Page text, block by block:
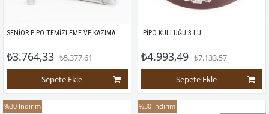
SENİOR PİPO TEMİZLEME VE KAZIMA
₺3.764,33 ₺5.377,61
Sepete Ekle
PİPO KÜLLÜĞÜ 3 LÜ
₺4.993,49 ₺7.133,57
Sepete Ekle
%30 İndirim %30 İndirim